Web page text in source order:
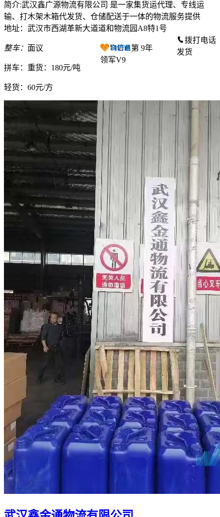
简介:武汉鑫广源物流有限公司 是一家集货运代理、专线运
输、打木架木箱代发货、仓储配送于一体的物流服务提供
地址：武汉市西湖革新大道道和物流园A8特1号
整车： 面议
拼车： 重货：180元/吨
轻货： 60元/方
第 9年
领军V9
拨打电话
发货